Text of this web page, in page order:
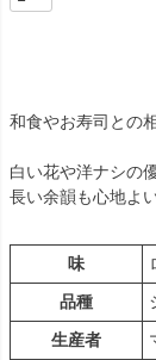
和食やお寿司との
白い花や洋ナシの
長い余韻も心地よ
味
品種
生産者